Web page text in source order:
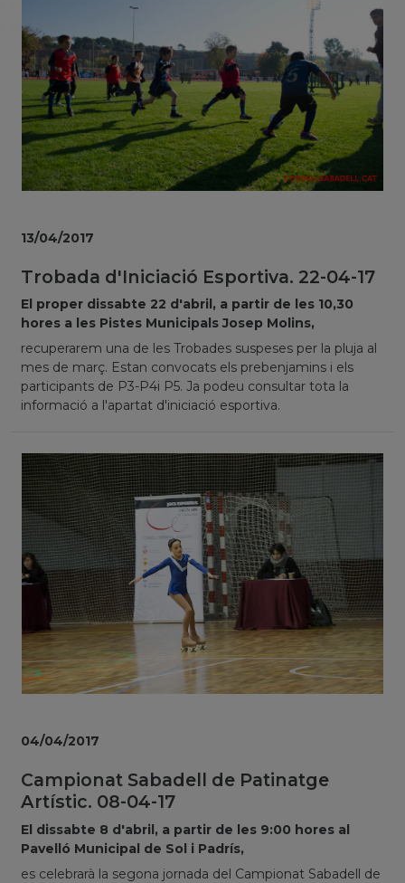
Trobada d'Iniciació Esportiva. 22-04-17
El proper dissabte 22 d'abril, a partir de les 10,30
hores a les Pistes Municipals Josep Molins,
recuperarem una de les Trobades suspeses per la pluja al
mes de març. Estan convocats els prebenjamins i els
participants de P3-P4i P5. Ja podeu consultar tota la
informació a l'apartat d'iniciació esportiva.
13/04/2017
Campionat Sabadell de Patinatge
Artístic. 08-04-17
El dissabte 8 d'abril, a partir de les 9:00 hores al
Pavelló Municipal de Sol i Padrís,
es celebrarà la segona jornada del Campionat Sabadell de
04/04/2017